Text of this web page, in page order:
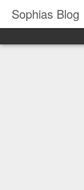
Sophias Blog